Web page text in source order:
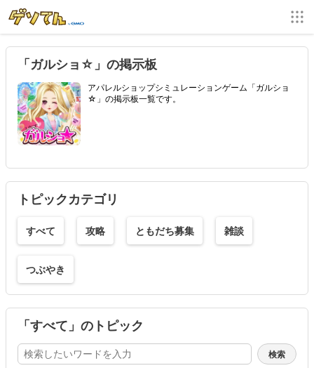
「ガルショ☆」の掲示板
アパレルショップシミュレーションゲーム「ガルショ
☆」の掲示板一覧です。
トピックカテゴリ
すべて 攻略 ともだち募集 雑談
つぶやき
「すべて」のトピック